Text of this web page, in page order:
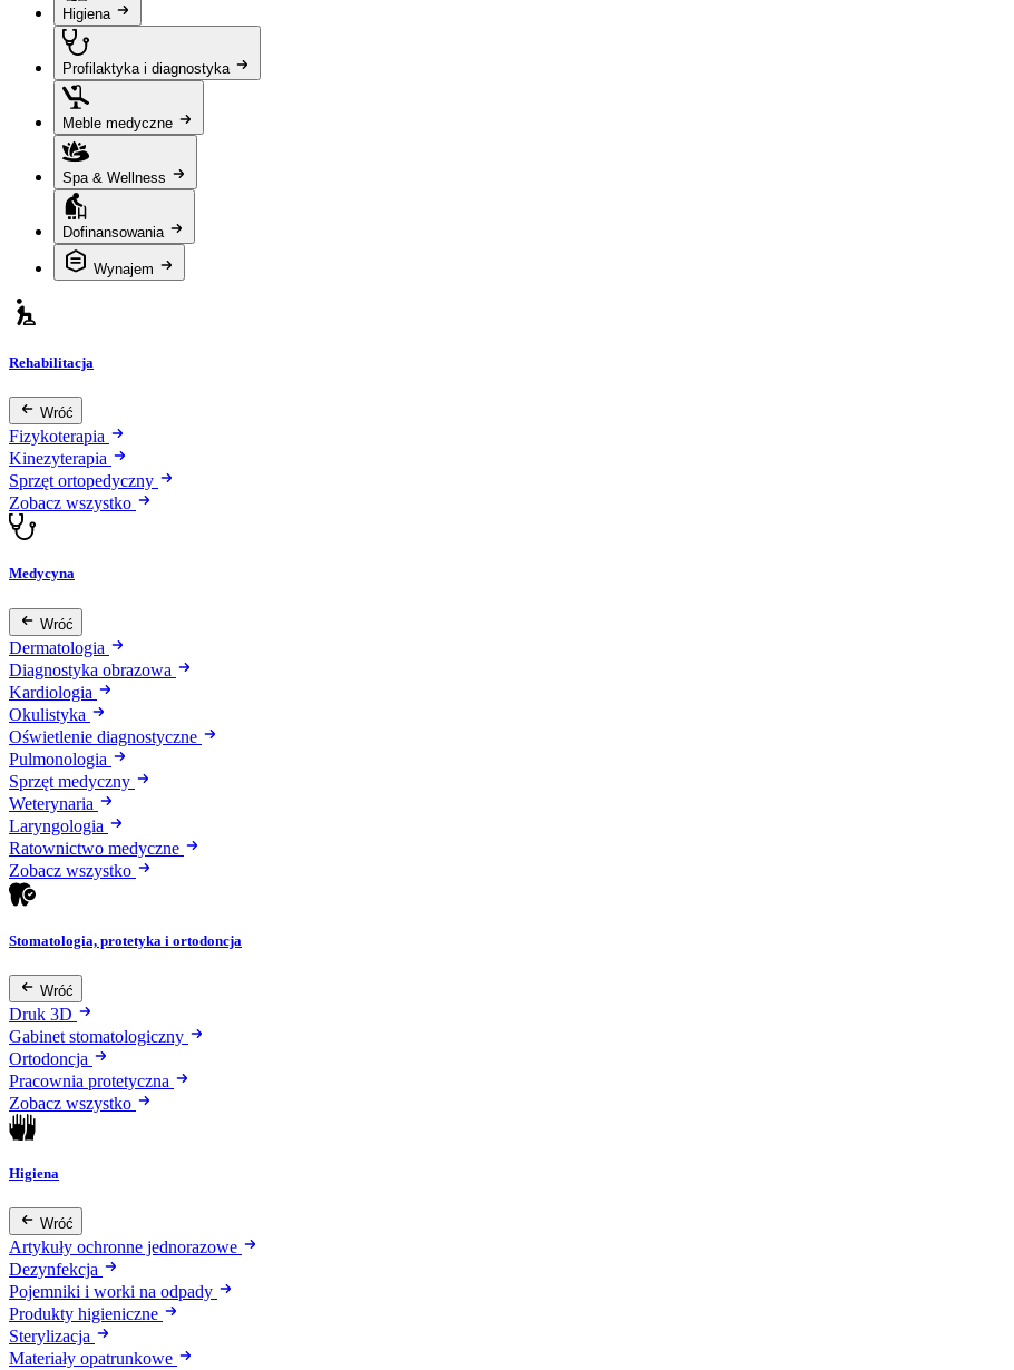
Higiena
Profilaktyka i diagnostyka
Meble medyczne
Spa & Wellness
Dofinansowania
Wynajem
Rehabilitacja
Wróć
Fizykoterapia
Kinezyterapia
Sprzęt ortopedyczny
Zobacz wszystko
Medycyna
Wróć
Dermatologia
Diagnostyka obrazowa
Kardiologia
Okulistyka
Oświetlenie diagnostyczne
Pulmonologia
Sprzęt medyczny
Weterynaria
Laryngologia
Ratownictwo medyczne
Zobacz wszystko
Stomatologia, protetyka i ortodoncja
Wróć
Druk 3D
Gabinet stomatologiczny
Ortodoncja
Pracownia protetyczna
Zobacz wszystko
Higiena
Wróć
Artykuły ochronne jednorazowe
Dezynfekcja
Pojemniki i worki na odpady
Produkty higieniczne
Sterylizacja
Materiały opatrunkowe